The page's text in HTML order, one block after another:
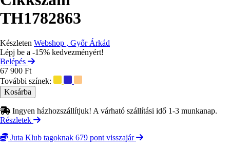
TH1782863
Készleten Webshop , Győr Árkád
Lépj be a -15% kedvezményért!
Belépés
67 900 Ft
További színek:
Ingyen házhozszállítjuk! A várható szállítási idő 1-3 munkanap.
Részletek
Juta Klub tagoknak 679 pont visszajár